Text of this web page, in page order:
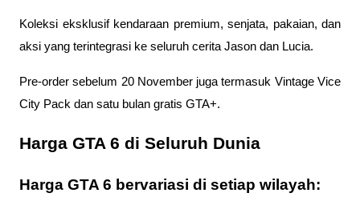
Koleksi eksklusif kendaraan premium, senjata, pakaian, dan
aksi yang terintegrasi ke seluruh cerita Jason dan Lucia.
Pre-order sebelum 20 November juga termasuk Vintage Vice
City Pack dan satu bulan gratis GTA+.
Harga GTA 6 di Seluruh Dunia
Harga GTA 6 bervariasi di setiap wilayah: